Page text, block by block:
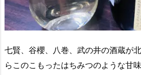
七賢、谷櫻、八巻、武の井の酒蔵が
らこのこもったはちみつのような甘